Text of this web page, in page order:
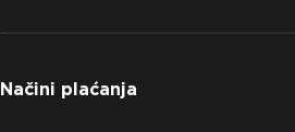
Načini plaćanja